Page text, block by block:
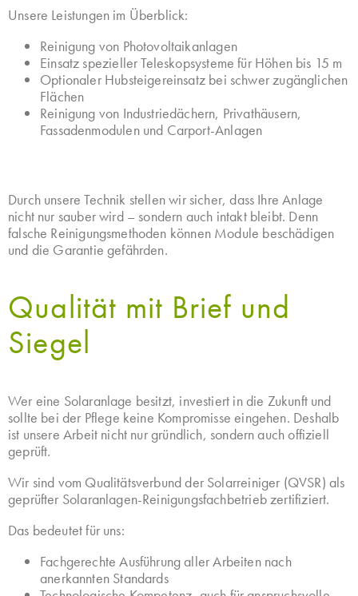
Unsere Leistungen im Überblick:
Reinigung von Photovoltaikanlagen
Einsatz spezieller Teleskopsysteme für Höhen bis 15 m
Optionaler Hubsteigereinsatz bei schwer zugänglichen
Flächen
Reinigung von Industriedächern, Privathäusern,
Fassadenmodulen und Carport-Anlagen
Durch unsere Technik stellen wir sicher, dass Ihre Anlage
nicht nur sauber wird – sondern auch intakt bleibt. Denn
falsche Reinigungsmethoden können Module beschädigen
und die Garantie gefährden.
Qualität mit Brief und
Siegel
Wer eine Solaranlage besitzt, investiert in die Zukunft und
sollte bei der Pflege keine Kompromisse eingehen. Deshalb
ist unsere Arbeit nicht nur gründlich, sondern auch offiziell
geprüft.
Wir sind vom Qualitätsverbund der Solarreiniger (QVSR) als
geprüfter Solaranlagen-Reinigungsfachbetrieb zertifiziert.
Das bedeutet für uns:
Fachgerechte Ausführung aller Arbeiten nach
anerkannten Standards